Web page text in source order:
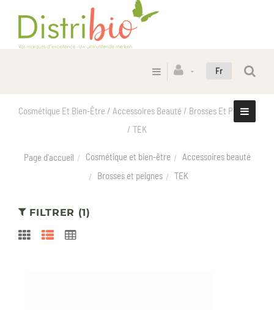
Fr
Cosmétique Et Bien-Être / Accessoires Beauté / Brosses Et Peignes
/ TEK
Page d'accueil Cosmétique et bien-être
Accessoires beauté
Brosses et peignes
TEK
FILTRER (1)